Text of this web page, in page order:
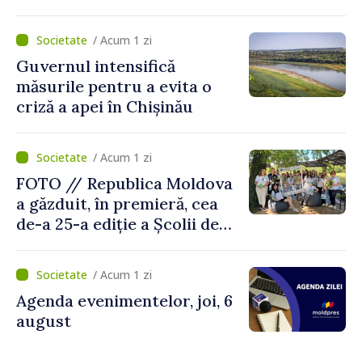
și folosirea cunoștințelor în
situații reale/ Acum 1 zi
Guvernul intensifică
măsurile pentru a evita o
criză a apei în Chișinău
/ Acum 1 zi
FOTO // Republica Moldova
a găzduit, în premieră, cea
de-a 25-a ediție a Școlii de
/ Acum 1 zi
Agenda evenimentelor, joi, 6
august